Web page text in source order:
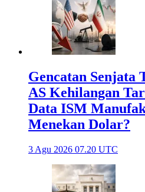
Gencatan Senjata
AS Kehilangan
Data ISM
Menekan Dolar?
3 Agu 2026 07.20 UTC